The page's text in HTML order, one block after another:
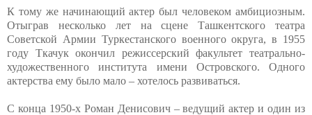
К тому же начинающий актер был человеком амбициозным.
Отыграв несколько лет на сцене Ташкентского театра
Советской Армии Туркестанского военного округа, в 1955
году Ткачук окончил режиссерский факультет театрально-
художественного института имени Островского. Одного
актерства ему было мало – хотелось развиваться.
С конца 1950-х Роман Денисович – ведущий актер и один из